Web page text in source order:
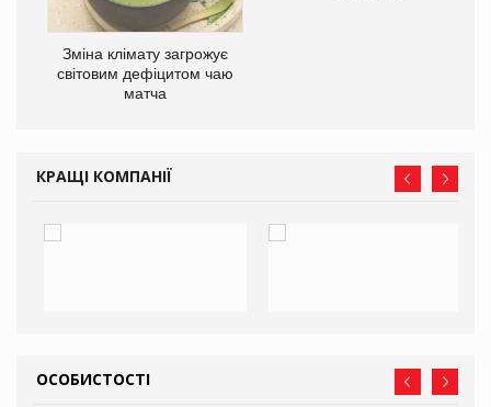
Зміна клімату загрожує
світовим дефіцитом чаю
матча
КРАЩІ КОМПАНІЇ
ОСОБИСТОСТІ